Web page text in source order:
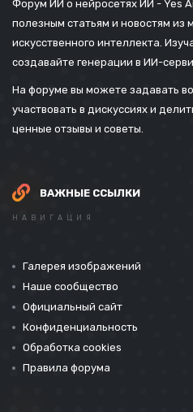
Форум ИИ о нейросетях ИИ - Yes
полезным статьям и новостям из
искусственного интеллекта.
создавайте генерации в ИИ-
На форуме вы можете задавать
участвовать в дискуссиях и
ценные отзывы и советы.
ВАЖНЫЕ ССЫЛКИ
НАВИГАЦИЯ
Галерея изображений
Наше сообщество
Официальный сайт
Конфиденциальность
Обработка cookies
Правила форума